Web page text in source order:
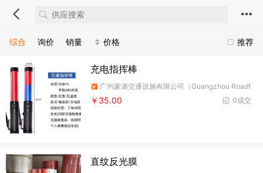
推荐
综合 询价 销量 价格
充电指挥棒
广州豪潞交通设施有限公司（Guangzhou Roadf
ire Traffic Facilities Co.,Ltd）
0成交
￥35.00
直纹反光膜